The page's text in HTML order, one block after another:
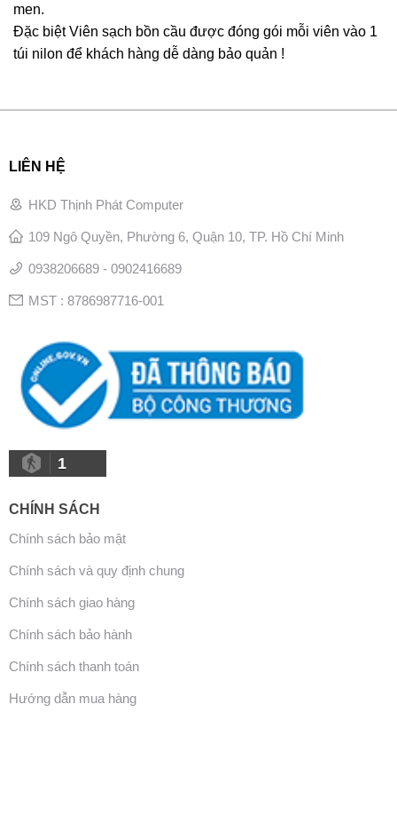
men.
Đặc biệt Viên sạch bồn cầu được đóng gói mỗi viên vào 1
túi nilon để khách hàng dễ dàng bảo quản !
LIÊN HỆ
HKD Thịnh Phát Computer
109 Ngô Quyền, Phường 6, Quận 10, TP. Hồ Chí Minh
0938206689 - 0902416689
MST : 8786987716-001
1
CHÍNH SÁCH
Chính sách bảo mật
Chính sách và quy định chung
Chính sách giao hàng
Chính sách bảo hành
Chính sách thanh toán
Hướng dẫn mua hàng